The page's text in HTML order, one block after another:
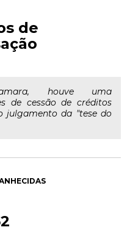
de
houve uma
de cessão de créditos
julgamento da "tese do